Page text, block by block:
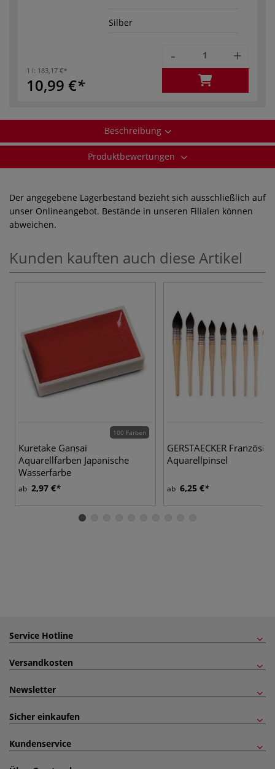
Silber
1 l: 183,17 €
10,99 €
- +
Beschreibung
Produktbewertungen
Der angegebene Lagerbestand bezieht sich ausschließlich auf
unser Onlineangebot. Bestände in unseren Filialen können
abweichen.
Kunden kauften auch diese Artikel
100 Farben
Kuretake Gansai
Aquarellfarben Japanische
Wasserfarbe
ab 2,97 €
GERSTAECKER
Aquarellpinsel
ab 6,25 €
Service Hotline
Versandkosten
Newsletter
Sicher einkaufen
Kundenservice